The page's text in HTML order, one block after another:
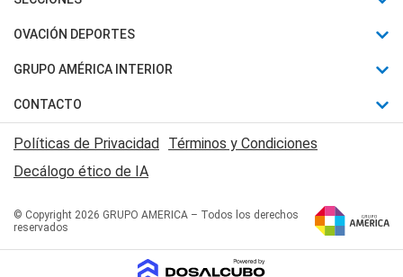
Política
Judiciales
Economia
Horóscopo
Motores
Trucos caseros
Series y Películas
Edictos y Solicitadas
OVACIÓN DEPORTES
Fútbol
Mundial
Automovilismo
Rugby
Básquet
GRUPO AMÉRICA INTERIOR
Canal 7 en Vivo
San Juan 8
CONTACTO
Acerca de Nosotros
Contactanos
Políticas de Privacidad Términos y Condiciones
Decálogo ético de IA
© Copyright 2026 GRUPO AMERICA – Todos los derechos
reservados